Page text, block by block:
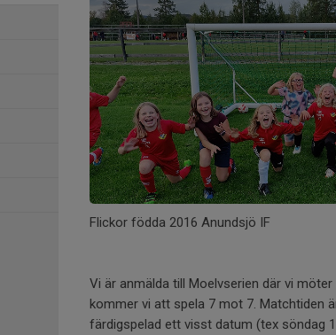
Flickor födda 2016 Anundsjö IF
Vi är anmälda till Moelvserien där vi
kommer vi att spela 7 mot 7. Matchtiden
färdigspelad ett visst datum (tex söndag